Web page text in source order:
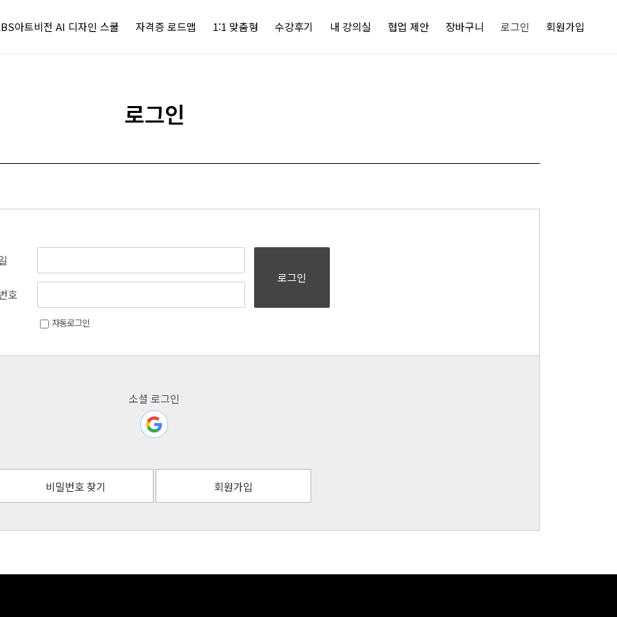
아트비전 AI 디자인 스쿨 자격증 로드맵 1:1 맞춤형 수강후기 내 강의실 협업 제안 장바구니 로그인 회원가입
로그인
호
자동로그인
로그인
소셜 로그인
비밀번호 찾기 회원가입